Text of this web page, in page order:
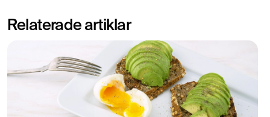
Relaterade artiklar